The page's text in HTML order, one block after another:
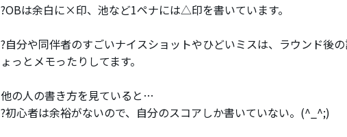
?OBは余白に×印、池など1ペナには△印を書いています。
?自分や同伴者のすごいナイスショットやひどいミスは、ラウンド後
ょっとメモったりしてます。
他の人の書き方を見ていると…
?初心者は余裕がないので、自分のスコアしか書いていない。(^_^;)